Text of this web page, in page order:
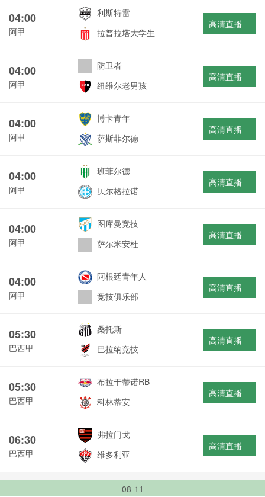
04:00
阿甲
利斯特雷
拉普拉塔大学生
高清直播
04:00
阿甲
防卫者
纽维尔老男孩
高清直播
04:00
阿甲
博卡青年
萨斯菲尔德
高清直播
04:00
阿甲
班菲尔德
贝尔格拉诺
高清直播
04:00
阿甲
图库曼竞技
萨尔米安杜
高清直播
04:00
阿甲
阿根廷青年人
竞技俱乐部
高清直播
05:30
巴西甲
桑托斯
巴拉纳竞技
高清直播
05:30
巴西甲
布拉干蒂诺RB
科林蒂安
高清直播
06:30
巴西甲
弗拉门戈
维多利亚
高清直播
08-11